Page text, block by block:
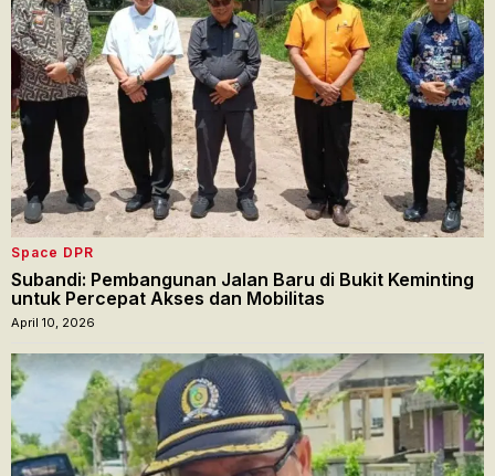
Space DPR
Subandi: Pembangunan Jalan Baru di Bukit Keminting
untuk Percepat Akses dan Mobilitas
April 10, 2026